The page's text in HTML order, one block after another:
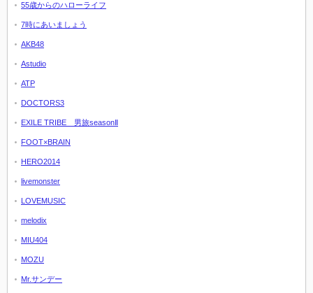
55歳からのハローライフ
7時にあいましょう
AKB48
Astudio
ATP
DOCTORS3
EXILE TRIBE 男旅seasonⅡ
FOOT×BRAIN
HERO2014
livemonster
LOVEMUSIC
melodix
MIU404
MOZU
Mr.サンデー